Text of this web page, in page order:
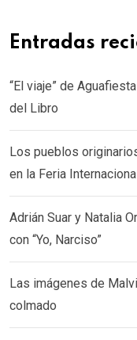
Entradas
“El viaje” de
del Libro
Los pueblos
en la Feria
Adrián Suar y Natalia
con “Yo, Narciso”
Las imágenes de
colmado